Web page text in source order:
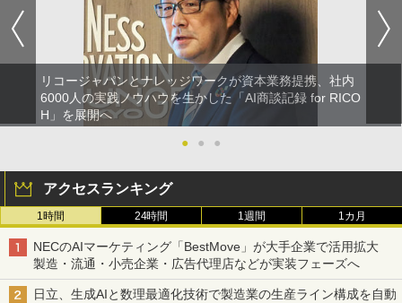
リコージャパンとナレッジワークが資本業務提携、社内
6000人の実践ノウハウを生かした「AI商談記録 for RICO
H」を展開へ
●
● ●
アクセスランキング
1時間 24時間 1週間 1カ月
NECのAIマーケティング「BestMove」が大手企業で活用拡大
製造・流通・小売企業・広告代理店などが実装フェーズへ
日立、生成AIと数理最適化技術で製造業の生産ライン構成を自動